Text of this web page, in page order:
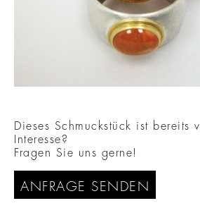
Dieses Schmuckstück ist bereits
Interesse?
Fragen Sie uns gerne!
ANFRAGE SENDEN